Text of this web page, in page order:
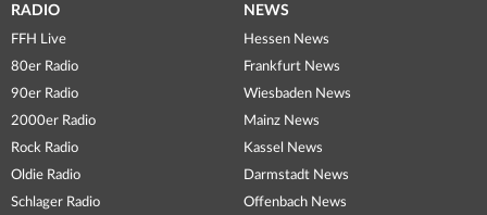
RADIO
FFH Live
80er Radio
90er Radio
2000er Radio
Rock Radio
Oldie Radio
Schlager Radio
NEWS
Hessen News
Frankfurt News
Wiesbaden News
Mainz News
Kassel News
Darmstadt News
Offenbach News